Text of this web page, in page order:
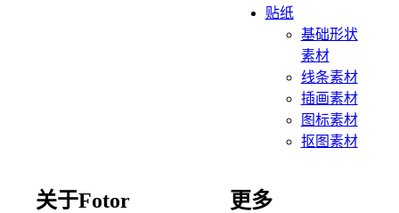
贴纸
基础形状
素材
线条素材
插画素材
图标素材
抠图素材
关于Fotor 更多